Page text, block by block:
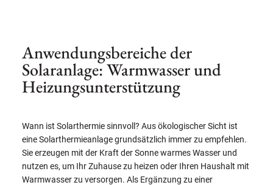
Anwendungsbereiche der
Solaranlage: Warmwasser und
Heizungsunterstützung
Wann ist Solarthermie sinnvoll? Aus ökologischer Sicht ist
eine Solarthermieanlage grundsätzlich immer zu empfehlen.
Sie erzeugen mit der Kraft der Sonne warmes Wasser und
nutzen es, um Ihr Zuhause zu heizen oder Ihren Haushalt mit
Warmwasser zu versorgen. Als Ergänzung zu einer